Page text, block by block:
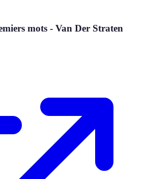
mots - Van Der Straten